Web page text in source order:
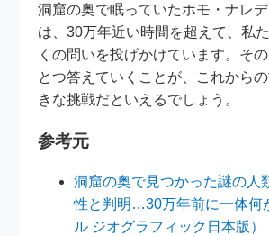
洞窟の奥で眠っていたホモ・ナレ
は、30万年近い時間を超えて、私
くの問いを投げかけています。そ
とつ答えていくことが、これから
きな挑戦だといえるでしょう。
参考元
洞窟の奥で見つかった謎の人
性と判明…30万年前に一体何
ル ジオグラフィック日本版）